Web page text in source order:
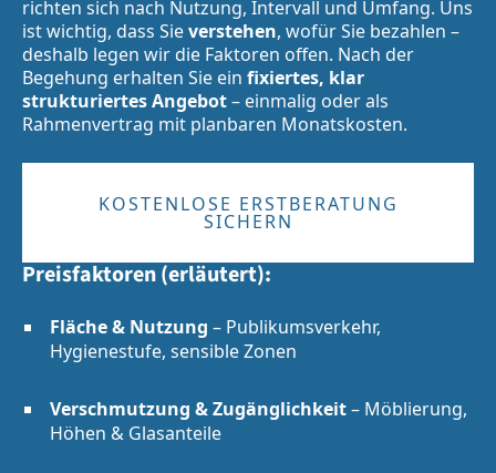
richten sich nach Nutzung, Intervall und Umfang. Uns
ist wichtig, dass Sieverstehen, wofür Sie bezahlen –
deshalb legen wir die Faktoren offen. Nach der
Begehung erhalten Sie ein fixiertes, klar
strukturiertes Angebot– einmalig oder als
Rahmenvertrag mit planbaren Monatskosten.
KOSTENLOSE ERSTBERATUNG
SICHERN
Preisfaktoren (erläutert):
Fläche & Nutzung – Publikumsverkehr,
Hygienestufe, sensible Zonen
Verschmutzung & Zugänglichkeit– Möblierung,
Höhen & Glasanteile